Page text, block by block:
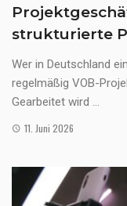
strukturierte
Wer in Deutschland
regelmäßig VOB-
Gearbeitet wird ...
11. Juni 2026